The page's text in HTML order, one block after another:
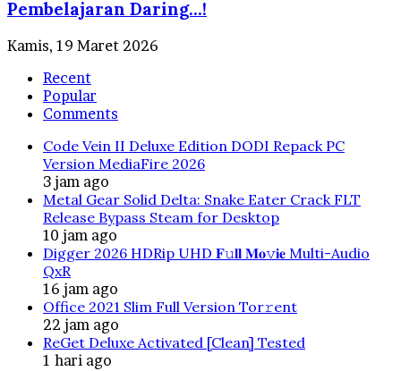
Pembelajaran Daring…!
Kamis, 19 Maret 2026
Recent
Popular
Comments
Code Vein II Deluxe Edition DODI Repack PC
Version MediaFire 2026
3 jam ago
Metal Gear Solid Delta: Snake Eater Crack FLT
Release Bypass Steam for Desktop
10 jam ago
Digger 2026 HDRip UHD 𝐅𝚞𝐥𝐥 𝐌𝐨𝚟𝐢𝐞 Multi-Audio
QxR
16 jam ago
Office 2021 Slim Full Version Tor𝚛ent
22 jam ago
ReGet Deluxe Activated [Clean] Tested
1 hari ago